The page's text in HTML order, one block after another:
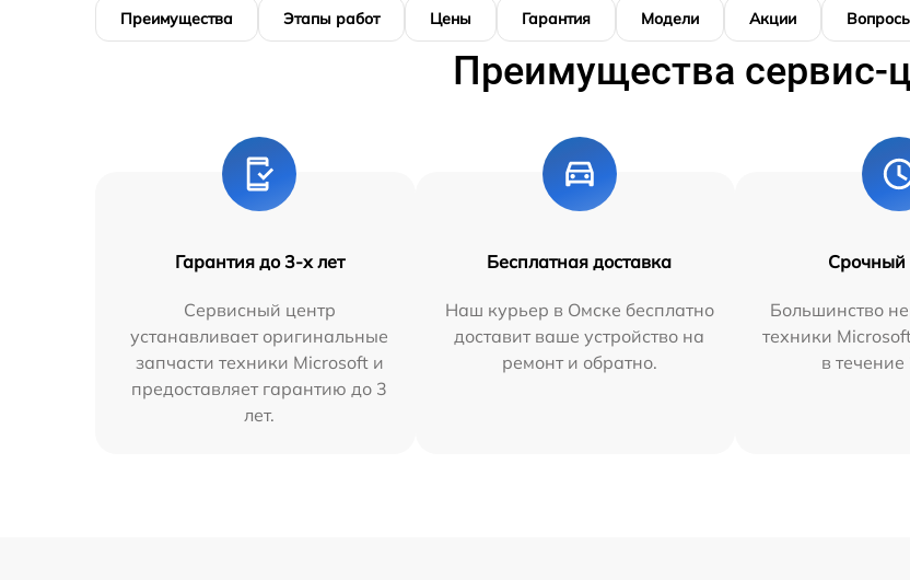
Преимущества Этапы работ Цены Гарантия Модели Акции
Преимущества сервис-
Гарантия до 3-х лет
Сервисный центр
устанавливает оригинальные
запчасти техники Microsoft и
предоставляет гарантию до 3
лет.
Бесплатная доставка
Наш курьер в Омске бесплатно
доставит ваше устройство на
ремонт и обратно.
Срочный
Большинство
техники
в течение